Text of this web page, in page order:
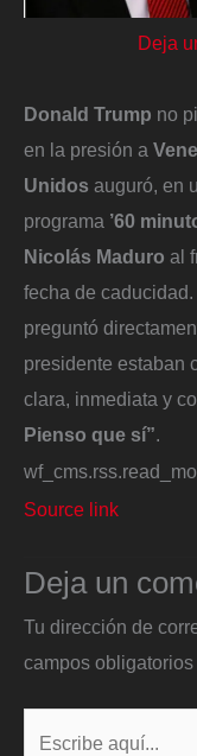
Deja
Donald Trump no
en la presión a
Unidos auguró, en
programa ’60
Nicolás Maduro al
fecha de
preguntó
presidente estaban
clara, inmediata y
Pienso que sí”.
Source link
Deja un
Tu dirección de
campos